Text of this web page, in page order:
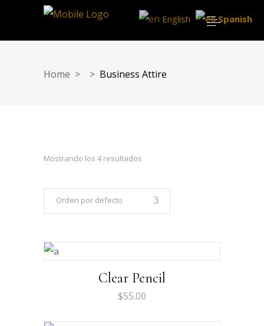
Home > > Business Attire
Mostrando los 4 resultados
Orden por defecto
Clear Pencil
$55.00
English Spanish